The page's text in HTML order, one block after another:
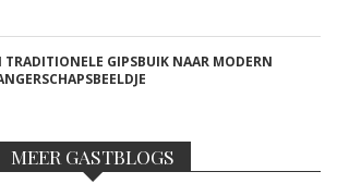
TRADITIONELE GIPSBUIK NAAR MODERN
MEER GASTBLOGS